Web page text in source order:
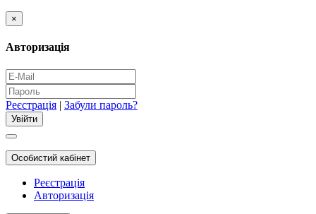
×
Авторизація
Реєстрація | Забули пароль?
Особистий кабінет
Реєстрація
Авторизація